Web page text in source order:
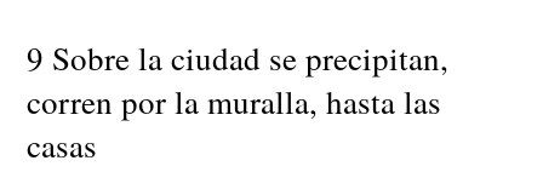
9 Sobre la ciudad se precipitan,
corren por la muralla, hasta las
casas